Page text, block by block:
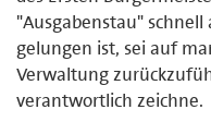
"Ausgabenstau"
gelungen ist, sei auf
Verwaltung
verantwortlich zeichne.